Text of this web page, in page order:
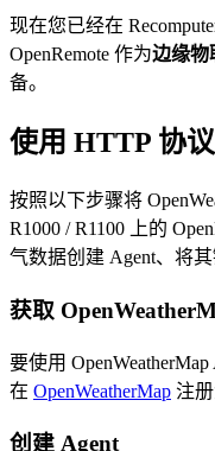
现在您已经在
OpenRemote 作为边缘物
备。
使用 HTTP 协议
按照以下步骤将
R1000 / R1100 上的
气数据创建 Agent、将
获取
要使用
在 OpenWeatherMap 注
创建 Agent